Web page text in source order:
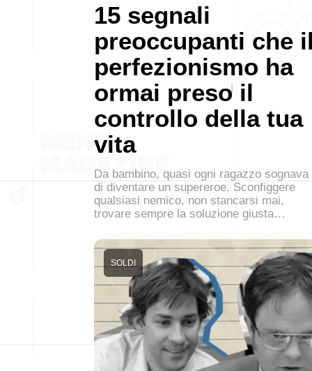
15 segnali
preoccupanti che
perfezionismo ha
ormai preso il
controllo della tua
vita
Da bambino, quasi ogni ragazzo sognava
di diventare un supereroe. Sconfiggere
qualsiasi nemico, non stancarsi mai,
trovare sempre la soluzione giusta…
SOLDI